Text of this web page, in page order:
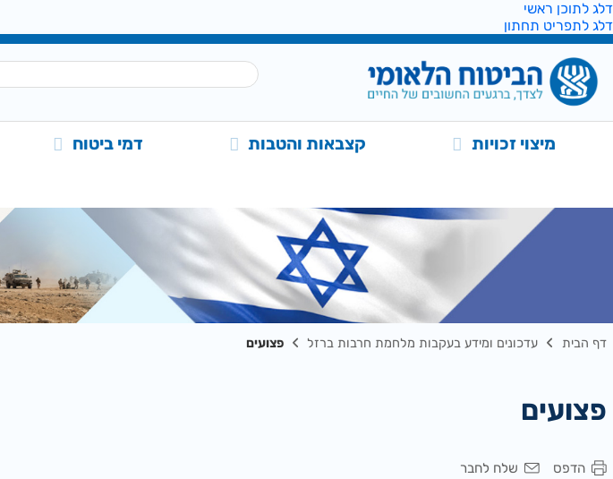
דלג לתוכן ראשי
דלג לתפריט תחתון
מיצוי זכויות קצבאות והטבות דמי ביטוח
דף הבית עדכונים ומידע בעקבות מלחמת חרבות ברזל פצועים
פצועים
הדפס שלח לחבר